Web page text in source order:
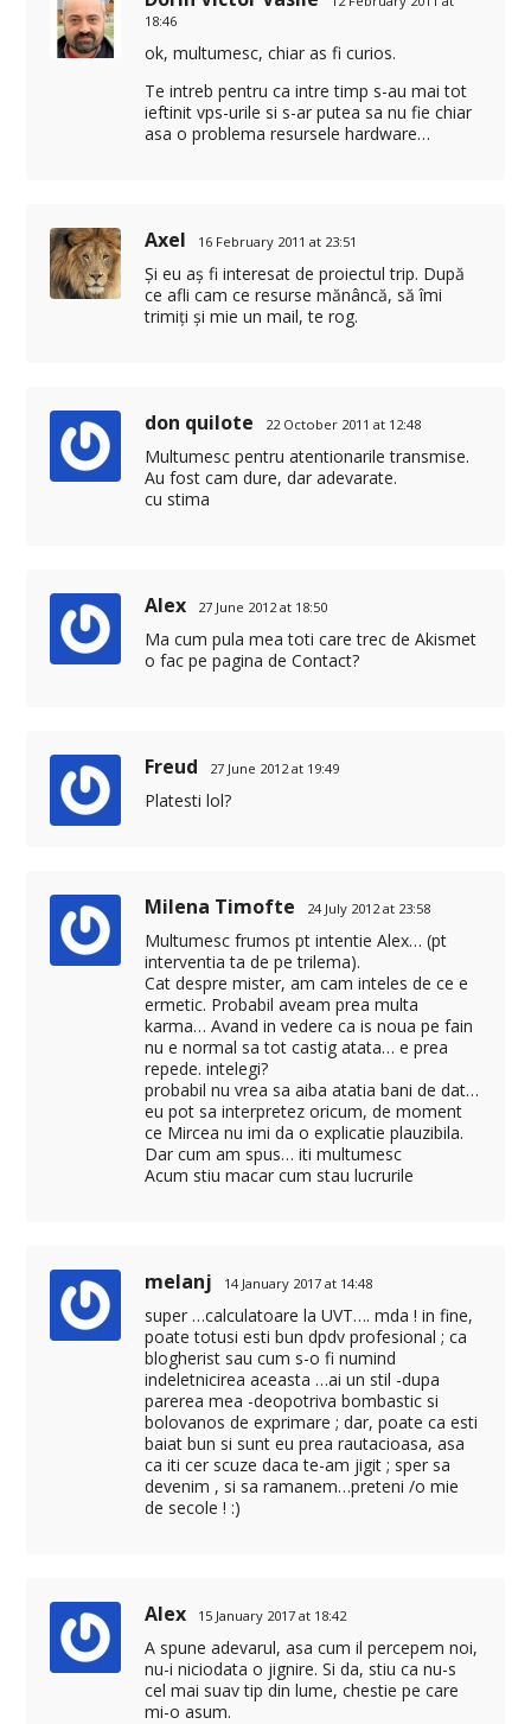
18:46
ok, multumesc, chiar as fi curios.
Te intreb pentru ca intre timp s-au mai tot
ieftinit vps-urile si s-ar putea sa nu fie chiar
asa o problema resursele hardware…
Axel 16 February 2011 at 23:51
Și eu aș fi interesat de proiectul trip. După
ce afli cam ce resurse mănâncă, să îmi
trimiți și mie un mail, te rog.
don quilote 22 October 2011 at 12:48
Multumesc pentru atentionarile transmise.
Au fost cam dure, dar adevarate.
cu stima
Alex 27 June 2012 at 18:50
Ma cum pula mea toti care trec de Akismet
o fac pe pagina de Contact?
Freud 27 June 2012 at 19:49
Platesti lol?
Milena Timofte 24 July 2012 at 23:58
Multumesc frumos pt intentie Alex… (pt
interventia ta de pe trilema).
Cat despre mister, am cam inteles de ce e
ermetic. Probabil aveam prea multa
karma… Avand in vedere ca is noua pe fain
nu e normal sa tot castig atata… e prea
repede. intelegi?
probabil nu vrea sa aiba atatia bani de dat…
eu pot sa interpretez oricum, de moment
ce Mircea nu imi da o explicatie plauzibila.
Dar cum am spus… iti multumesc
Acum stiu macar cum stau lucrurile
melanj 14 January 2017 at 14:48
super …calculatoare la UVT…. mda ! in fine,
poate totusi esti bun dpdv profesional ; ca
blogherist sau cum s-o fi numind
indeletnicirea aceasta …ai un stil -dupa
parerea mea -deopotriva bombastic si
bolovanos de exprimare ; dar, poate ca esti
baiat bun si sunt eu prea rautacioasa, asa
ca iti cer scuze daca te-am jigit ; sper sa
devenim , si sa ramanem…preteni /o mie
de secole ! :)
Alex 15 January 2017 at 18:42
A spune adevarul, asa cum il percepem noi,
nu-i niciodata o jignire. Si da, stiu ca nu-s
cel mai suav tip din lume, chestie pe care
mi-o asum.